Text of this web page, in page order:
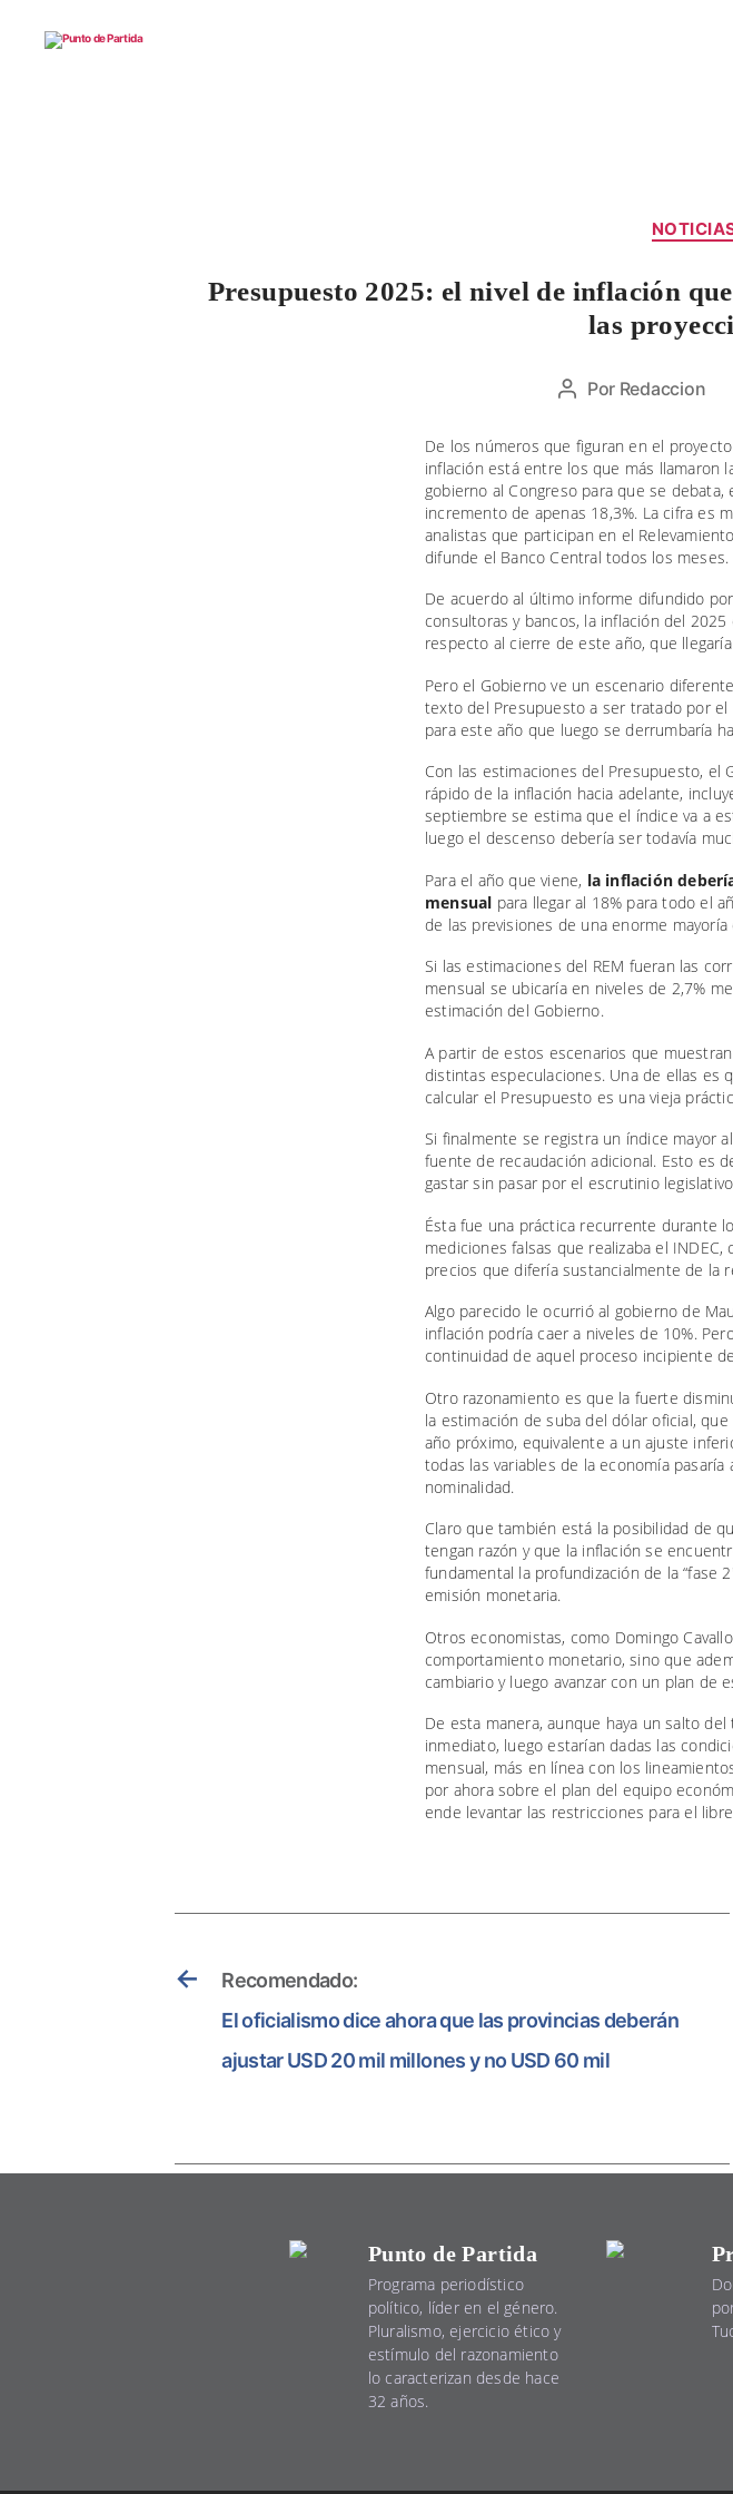
Presupuesto 2025: el nivel de inflación
las
Autor
la
entrada
Por Redaccion
De los números que figuran en el
inflación está entre los que más llamaron
gobierno al Congreso para que se
incremento de apenas 18,3%. La cifra es
analistas que participan en el
difunde el Banco Central todos los meses.
De acuerdo al último informe difundido
consultoras y bancos, la inflación del
respecto al cierre de este año, que
Pero el Gobierno ve un escenario
texto del Presupuesto a ser tratado por el
para este año que luego se derrumbaría
Con las estimaciones del Presupuesto, el
rápido de la inflación hacia adelante,
septiembre se estima que el índice va a
luego el descenso debería ser todavía
Para el año que viene, la inflación
mensual para llegar al 18% para todo el
de las previsiones de una enorme mayoría
Si las estimaciones del REM fueran las
mensual se ubicaría en niveles de 2,7%
estimación del Gobierno.
A partir de estos escenarios que
distintas especulaciones. Una de ellas es
calcular el Presupuesto es una vieja
Si finalmente se registra un índice mayor
fuente de recaudación adicional. Esto es
gastar sin pasar por el escrutinio
Ésta fue una práctica recurrente durante
mediciones falsas que realizaba el
precios que difería sustancialmente de la
Algo parecido le ocurrió al gobierno de
inflación podría caer a niveles de 10%.
continuidad de aquel proceso incipiente
Otro razonamiento es que la fuerte
la estimación de suba del dólar oficial,
año próximo, equivalente a un ajuste
todas las variables de la economía
nominalidad.
Claro que también está la posibilidad de
tengan razón y que la inflación se
fundamental la profundización de la “fase
emisión monetaria.
Otros economistas, como Domingo
comportamiento monetario, sino que
cambiario y luego avanzar con un plan de
De esta manera, aunque haya un salto
inmediato, luego estarían dadas las
mensual, más en línea con los
por ahora sobre el plan del equipo
ende levantar las restricciones para el
←
Recomendado:
El oficialismo dice ahora que las provincias deberán
ajustar USD 20 mil millones y no USD 60 mil
Punto de Partida
Programa periodístico
político, líder en el género.
Pluralismo, ejercicio ético y
estímulo del razonamiento
lo caracterizan desde hace
32 años.